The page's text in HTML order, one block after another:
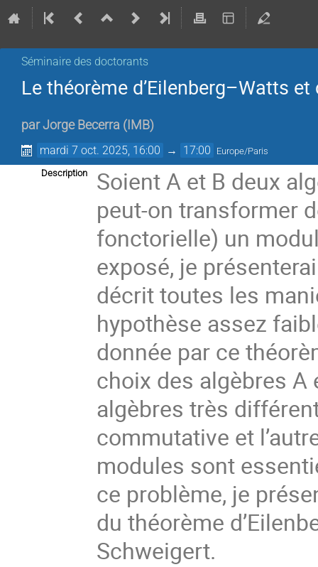
Séminaire des doctorants
Le théorème d’Eilenberg–Watts
parJorge Becerra ( IMB)
mardi 7 oct. 2025, 16:00 → 17:00 Europe/Paris
Description
Soient A et B deux
peut-on transformer
fonctorielle) un
exposé, je
décrit toutes les
hypothèse assez
donnée par ce
choix des algèbres A
algèbres très
commutative et
modules sont
ce problème, je
du théorème
Schweigert.